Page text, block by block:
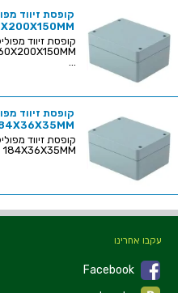
...
184X36X35MM ♦ רמת אטימות : IP65 ♦ צבע ...
עקבו אחרינו
Facebook